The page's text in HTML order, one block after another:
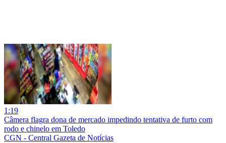
1:19
Câmera flagra dona de mercado impedindo tentativa de furto com
rodo e chinelo em Toledo
CGN - Central Gazeta de Notícias